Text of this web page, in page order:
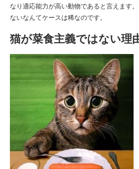
なり適応能力が高い動物であると言えます
ないなんてケースは稀なのです。
猫が菜食主義ではない理